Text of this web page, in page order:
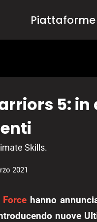
Piattaforme
5:
Skills.
2021
Force hanno
nuove